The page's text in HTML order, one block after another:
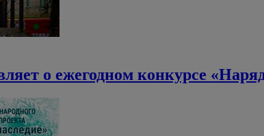
о ежегодном конкурсе